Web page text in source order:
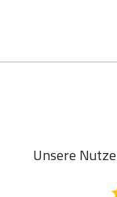
Unsere